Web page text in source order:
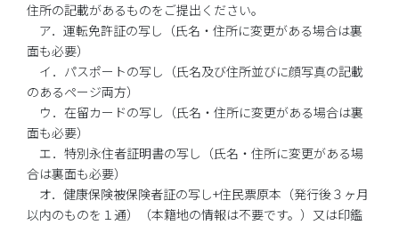
住所の記載があるものをご提出ください。
ア．運転免許証の写し（氏名・住所に変更がある場合は裏
面も必要）
イ．パスポートの写し（氏名及び住所並びに顔写真の記載
のあるページ両方）
ウ．在留カードの写し（氏名・住所に変更がある場合は裏
面も必要）
エ．特別永住者証明書の写し（氏名・住所に変更がある場
合は裏面も必要）
オ．健康保険被保険者証の写し+住民票原本（発行後３ヶ月
以内のものを１通）（本籍地の情報は不要です。）又は印鑑